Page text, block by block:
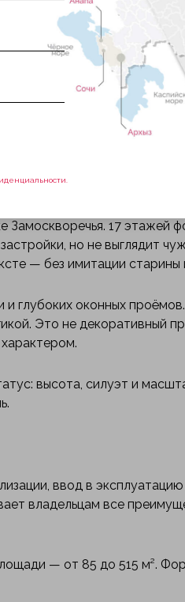
резидентов, подземный
комфорт.
на 2029 год. Это новый
поэтому предложения
17 этажей
но не выглядит
— без имитации старины
глубоких оконных
Это не декоративный
высота, силуэт и
ввод в
владельцам все
— от 85 до 515 м².